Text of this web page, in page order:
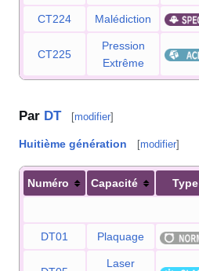
CT224 Malédiction
CT225
Pression
Extrême
Par DT [modifier]
Huitième génération [modifier]
Numéro Capacité Type
DT01 Plaquage
Laser